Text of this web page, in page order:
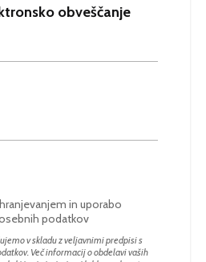
obveščanje
in uporabo
podatkov
v skladu z veljavnimi predpisi s
Več informacij o obdelavi vaših